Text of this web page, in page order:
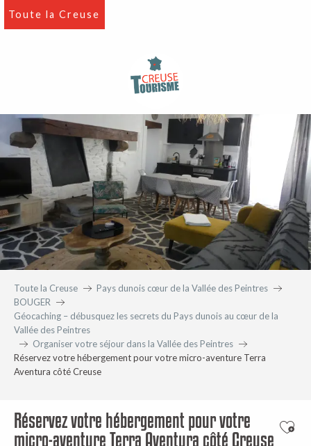
Aller
Toute la Creuse
Toute la Creuse
Pays dunois cœur de la Vallée des Peintres
BOUGER
Géocaching – débusquez les secrets du Pays dunois au cœur de la
Vallée des Peintres
Organiser votre séjour dans la Vallée des Peintres
Réservez votre hébergement pour votre micro-aventure Terra
Aventura côté Creuse
Réservez votre hébergement pour votre
micro-aventure Terra Aventura côté Creuse